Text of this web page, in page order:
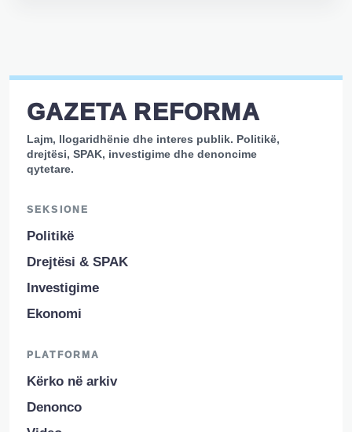
GAZETA REFORMA
Lajm, llogaridhënie dhe interes publik. Politikë,
drejtësi, SPAK, investigime dhe denoncime
qytetare.
SEKSIONE
Politikë
Drejtësi & SPAK
Investigime
Ekonomi
PLATFORMA
Kërko në arkiv
Denonco